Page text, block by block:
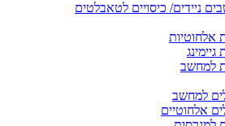
ניידים/ כיסויים לטאבלטים
אלחוטיות
גיימינג
למחשב
למחשב
אלחוטיים